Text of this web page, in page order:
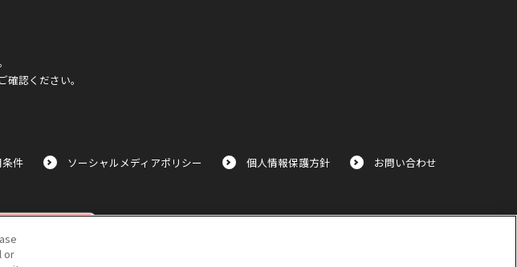
確認ください。
件 ソーシャルメディアポリシー 個人情報保護方針 お問い合わせ
or